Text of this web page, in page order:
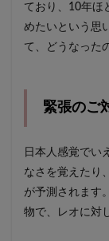
ており、10年ほ
めたいという思
て、どうなった
緊張のご
日本人感覚でい
なさを覚えたり
が予測されます
物で、レオに対